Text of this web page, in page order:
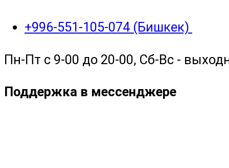
+996-551-105-074 (Бишкек)
Пн-Пт с 9-00 до 20-00, Сб-Вс -
Поддержка в мессенджере